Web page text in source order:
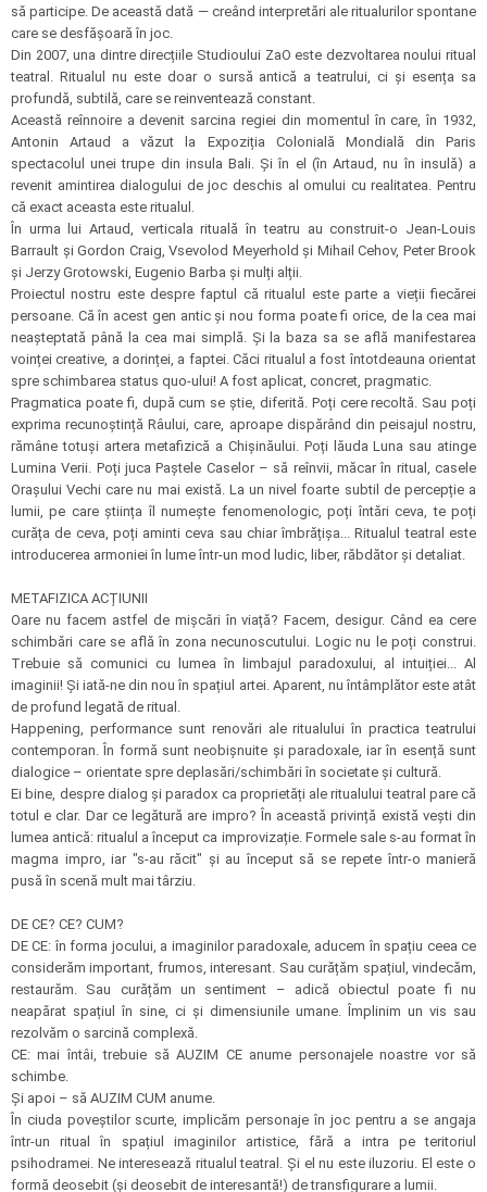
să participe. De această dată — creând interpretări ale ritualurilor spontane
care se desfășoară în joc.
Din 2007, una dintre direcțiile Studioului ZaO este dezvoltarea noului ritual
teatral. Ritualul nu este doar o sursă antică a teatrului, ci și esența sa
profundă, subtilă, care se reinventează constant.
Această reînnoire a devenit sarcina regiei din momentul în care, în 1932,
Antonin Artaud a văzut la Expoziția Colonială Mondială din Paris
spectacolul unei trupe din insula Bali. Și în el (în Artaud, nu în insulă) a
revenit amintirea dialogului de joc deschis al omului cu realitatea. Pentru
că exact aceasta este ritualul.
În urma lui Artaud, verticala rituală în teatru au construit-o Jean-Louis
Barrault și Gordon Craig, Vsevolod Meyerhold și Mihail Cehov, Peter Brook
și Jerzy Grotowski, Eugenio Barba și mulți alții.
Proiectul nostru este despre faptul că ritualul este parte a vieții fiecărei
persoane. Că în acest gen antic și nou forma poate fi orice, de la cea mai
neașteptată până la cea mai simplă. Și la baza sa se află manifestarea
voinței creative, a dorinței, a faptei. Căci ritualul a fost întotdeauna orientat
spre schimbarea status quo-ului! A fost aplicat, concret, pragmatic.
Pragmatica poate fi, după cum se știe, diferită. Poți cere recoltă. Sau poți
exprima recunoștință Râului, care, aproape dispărând din peisajul nostru,
rămâne totuși artera metafizică a Chișinăului. Poți lăuda Luna sau atinge
Lumina Verii. Poți juca Paștele Caselor – să reînvii, măcar în ritual, casele
Orașului Vechi care nu mai există. La un nivel foarte subtil de percepție a
lumii, pe care știința îl numește fenomenologic, poți întări ceva, te poți
curăța de ceva, poți aminti ceva sau chiar îmbrățișa... Ritualul teatral este
introducerea armoniei în lume într-un mod ludic, liber, răbdător și detaliat.
METAFIZICA ACȚIUNII
Oare nu facem astfel de mișcări în viață? Facem, desigur. Când ea cere
schimbări care se află în zona necunoscutului. Logic nu le poți construi.
Trebuie să comunici cu lumea în limbajul paradoxului, al intuiției... Al
imaginii! Și iată-ne din nou în spațiul artei. Aparent, nu întâmplător este atât
de profund legată de ritual.
Happening, performance sunt renovări ale ritualului în practica teatrului
contemporan. În formă sunt neobișnuite și paradoxale, iar în esență sunt
dialogice – orientate spre deplasări/schimbări în societate și cultură.
Ei bine, despre dialog și paradox ca proprietăți ale ritualului teatral pare că
totul e clar. Dar ce legătură are impro? În această privință există vești din
lumea antică: ritualul a început ca improvizație. Formele sale s-au format în
magma impro, iar "s-au răcit" și au început să se repete într-o manieră
pusă în scenă mult mai târziu.
DE CE? CE? CUM?
DE CE: în forma jocului, a imaginilor paradoxale, aducem în spațiu ceea ce
considerăm important, frumos, interesant. Sau curățăm spațiul, vindecăm,
restaurăm. Sau curățăm un sentiment – adică obiectul poate fi nu
neapărat spațiul în sine, ci și dimensiunile umane. Împlinim un vis sau
rezolvăm o sarcină complexă.
CE: mai întâi, trebuie să AUZIM CE anume personajele noastre vor să
schimbe.
Și apoi – să AUZIM CUM anume.
În ciuda poveștilor scurte, implicăm personaje în joc pentru a se angaja
într-un ritual în spațiul imaginilor artistice, fără a intra pe teritoriul
psihodramei. Ne interesează ritualul teatral. Și el nu este iluzoriu. El este o
formă deosebit (și deosebit de interesantă!) de transfigurare a lumii.